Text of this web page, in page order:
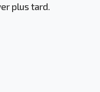
plus tard.